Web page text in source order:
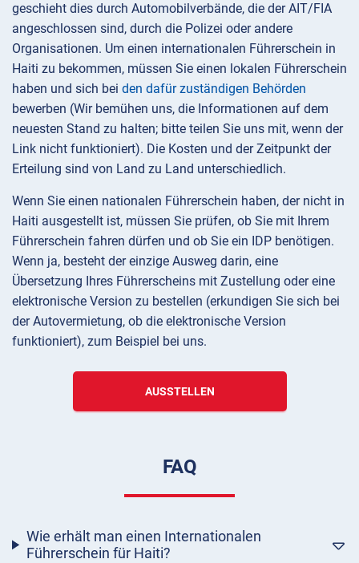
geschieht dies durch Automobilverbände, die der AIT/FIA
angeschlossen sind, durch die Polizei oder andere
Organisationen. Um einen internationalen Führerschein in
Haiti zu bekommen, müssen Sie einen lokalen Führerschein
haben und sich bei den dafür zuständigen Behörden
bewerben (Wir bemühen uns, die Informationen auf dem
neuesten Stand zu halten; bitte teilen Sie uns mit, wenn der
Link nicht funktioniert). Die Kosten und der Zeitpunkt der
Erteilung sind von Land zu Land unterschiedlich.
Wenn Sie einen nationalen Führerschein haben, der nicht in
Haiti ausgestellt ist, müssen Sie prüfen, ob Sie mit Ihrem
Führerschein fahren dürfen und ob Sie ein IDP benötigen.
Wenn ja, besteht der einzige Ausweg darin, eine
Übersetzung Ihres Führerscheins mit Zustellung oder eine
elektronische Version zu bestellen (erkundigen Sie sich bei
der Autovermietung, ob die elektronische Version
funktioniert), zum Beispiel bei uns.
AUSSTELLEN
FAQ
Wie erhält man einen Internationalen
Führerschein für Haiti?